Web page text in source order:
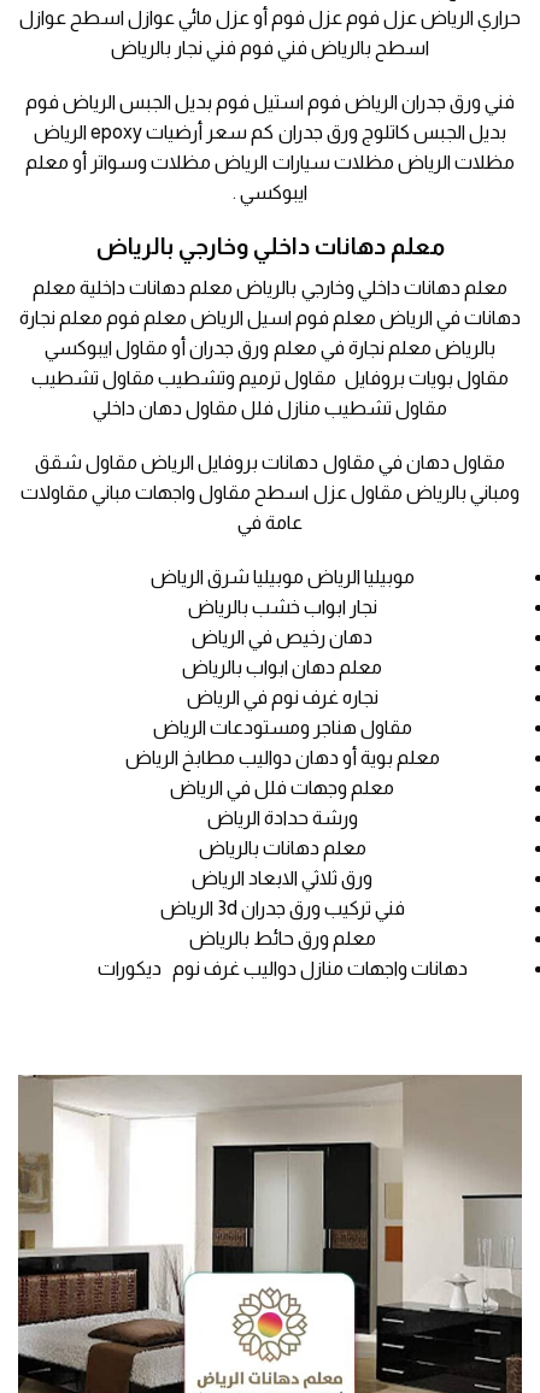
حراري الرياض عزل فوم عزل فوم أو عزل مائي عوازل اسطح عوازل
اسطح بالرياض فني فوم فني نجار بالرياض
فني ورق جدران الرياض فوم استيل فوم بديل الجبس الرياض فوم
بديل الجبس كاتلوج ورق جدران كم سعر أرضيات epoxy الرياض
مظلات الرياض مظلات سيارات الرياض مظلات وسواتر أو معلم
ايبوكسي .
معلم دهانات داخلي وخارجي بالرياض
معلم دهانات داخلي وخارجي بالرياض معلم دهانات داخلية معلم
دهانات في الرياض معلم فوم اسيل الرياض معلم فوم معلم نجارة
بالرياض معلم نجارة في معلم ورق جدران أو مقاول ايبوكسي
مقاول بويات بروفايل مقاول ترميم وتشطيب مقاول تشطيب
مقاول تشطيب منازل فلل مقاول دهان داخلي
مقاول دهان في مقاول دهانات بروفايل الرياض مقاول شقق
ومباني بالرياض مقاول عزل اسطح مقاول واجهات مباني مقاولات
عامة في
موبيليا الرياض موبيليا شرق الرياض
نجار ابواب خشب بالرياض
دهان رخيص في الرياض
معلم دهان ابواب بالرياض
نجاره غرف نوم في الرياض
مقاول هناجر ومستودعات الرياض
معلم بوية أو دهان دواليب مطابخ الرياض
معلم وجهات فلل في الرياض
ورشة حدادة الرياض
معلم دهانات بالرياض
ورق ثلاثي الابعاد الرياض
فني تركيب ورق جدران 3d الرياض
معلم ورق حائط بالرياض
دهانات واجهات منازل دواليب غرف نوم ديكورات